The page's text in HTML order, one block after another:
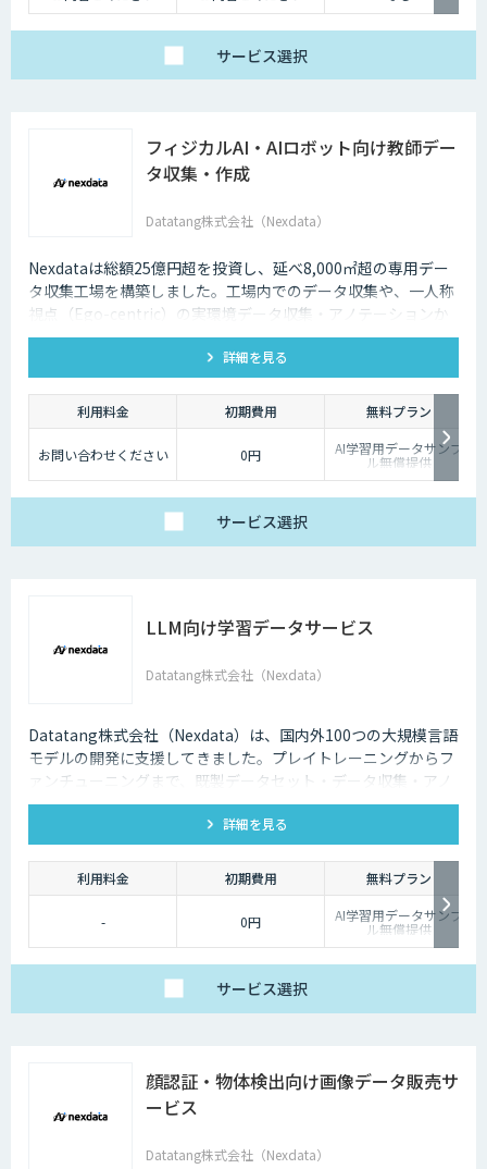
サービス選択
フィジカルAI・AIロボット向け教師デー
タ収集・作成
Datatang株式会社（Nexdata）
Nexdataは総額25億円超を投資し、延べ8,000㎡超の専用デー
タ収集工場を構築しました。工場内でのデータ収集や、一人称
視点（Ego-centric）の実環境データ収集・アノテーションか
ら、環境認識・意思決定・動作制御に対応した既製データセッ
トまで、フィジカルAI開発を加速させる包括的なデータソリュ
ーションを提供いたします。
詳細を見る
利用料金 初期費用 無料プラン
お問い合わせください 0円 AI学習用データサンプ
ル無償提供
サービス選択
LLM向け学習データサービス
Datatang株式会社（Nexdata）
Datatang株式会社（Nexdata）は、国内外100つの大規模言語
モデルの開発に支援してきました。プレイトレーニングからフ
ァンチューニングまで、既製データセット・データ収集・アノ
テーションを一気貫通して提供しております。
詳細を見る
利用料金 初期費用 無料プラン
- 0円 AI学習用データサンプ
ル無償提供
サービス選択
顔認証・物体検出向け画像データ販売サ
ービス
Datatang株式会社（Nexdata）